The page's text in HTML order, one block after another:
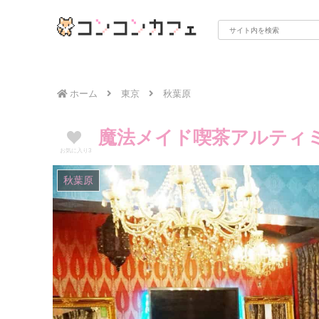
ホーム 東京 秋葉原
お気に入り 3
魔法メイド喫茶アルティ
秋葉原